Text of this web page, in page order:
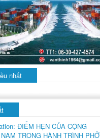
nhất
ĐIỂM HẸN CỦA CỘNG
TRONG HÀNH TRÌNH PHỞ